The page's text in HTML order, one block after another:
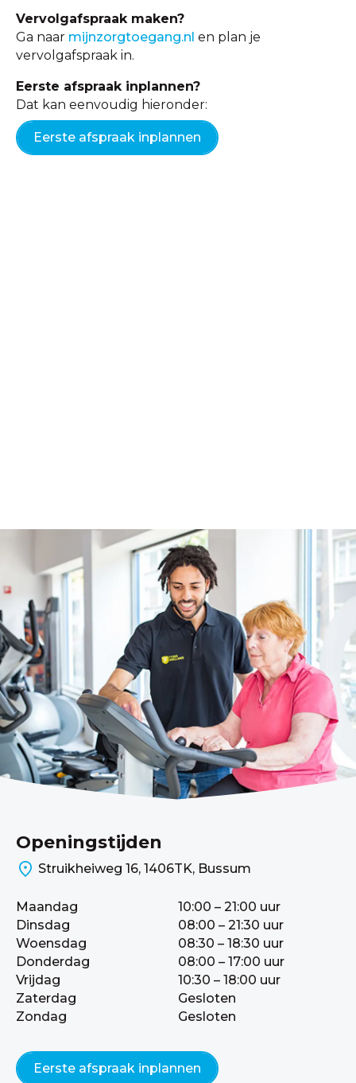
Vervolgafspraak maken?
Ga naar mijnzorgtoegang.nl en plan je
vervolgafspraak in.
Eerste afspraak inplannen?
Dat kan eenvoudig hieronder:
Eerste afspraak inplannen
Openingstijden
Struikheiweg 16, 1406TK, Bussum
Maandag
Dinsdag
Woensdag
Donderdag
Vrijdag
Zaterdag
Zondag
10:00 – 21:00 uur
08:00 – 21:30 uur
08:30 – 18:30 uur
08:00 – 17:00 uur
10:30 – 18:00 uur
Gesloten
Gesloten
Eerste afspraak inplannen